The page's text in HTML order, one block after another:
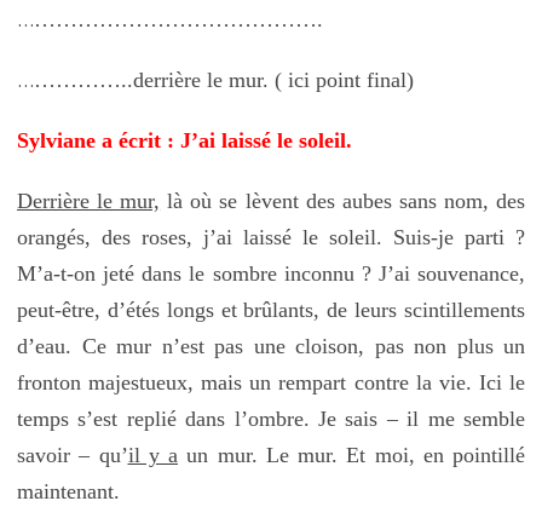
…………………………………….
……………..derrière le mur. ( ici point final)
Sylviane a écrit : J’ai laissé le soleil.
Derrière le mur, là où se lèvent des aubes sans nom, des
orangés, des roses, j’ai laissé le soleil. Suis-je parti ?
M’a-t-on jeté dans le sombre inconnu ? J’ai souvenance,
peut-être, d’étés longs et brûlants, de leurs scintillements
d’eau. Ce mur n’est pas une cloison, pas non plus un
fronton majestueux, mais un rempart contre la vie. Ici le
temps s’est replié dans l’ombre. Je sais – il me semble
savoir – qu’il y a un mur. Le mur. Et moi, en pointillé
maintenant.